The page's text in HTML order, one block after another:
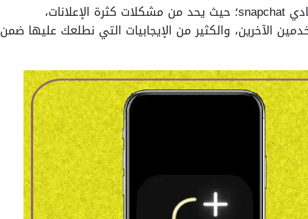
السناب بلس مميزاته هي ما يُجنّبك التعرض لسلبيات التطبيق العادي snapchat؛ حيث يحد من مشكلات كثرة الإعلانات،
الآخرين، والكثير من الإيجابيات التي نطلعك عليها ضمن